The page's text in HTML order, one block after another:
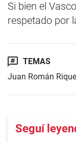
Si bien el
respetado por
TEMAS
Juan Román
Seguí